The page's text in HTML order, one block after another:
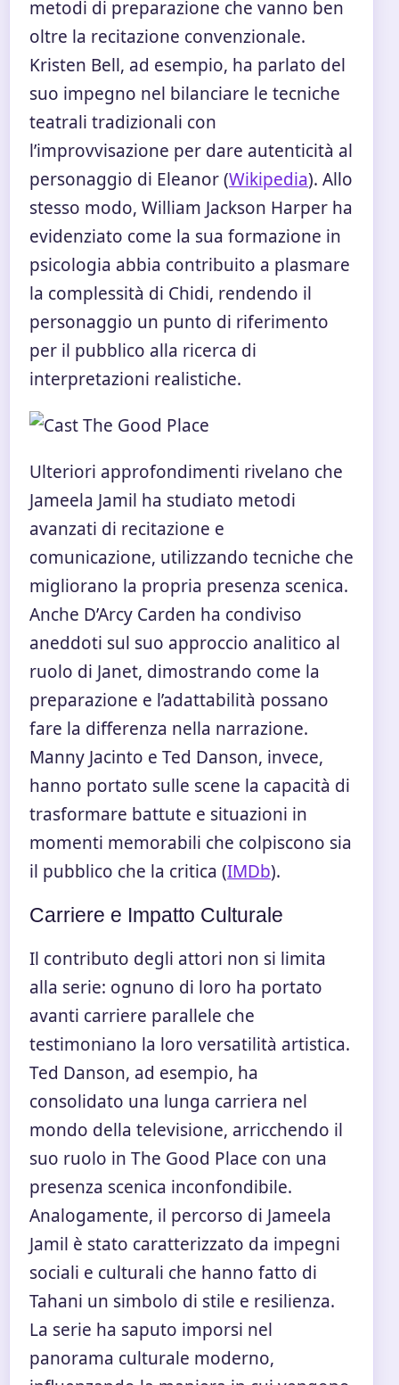
metodi di preparazione che vanno ben
oltre la recitazione convenzionale.
Kristen Bell, ad esempio, ha parlato del
suo impegno nel bilanciare le tecniche
teatrali tradizionali con
l’improvvisazione per dare autenticità al
personaggio di Eleanor (Wikipedia). Allo
stesso modo, William Jackson Harper ha
evidenziato come la sua formazione in
psicologia abbia contribuito a plasmare
la complessità di Chidi, rendendo il
personaggio un punto di riferimento
per il pubblico alla ricerca di
interpretazioni realistiche.
Ulteriori approfondimenti rivelano che
Jameela Jamil ha studiato metodi
avanzati di recitazione e
comunicazione, utilizzando tecniche che
migliorano la propria presenza scenica.
Anche D’Arcy Carden ha condiviso
aneddoti sul suo approccio analitico al
ruolo di Janet, dimostrando come la
preparazione e l’adattabilità possano
fare la differenza nella narrazione.
Manny Jacinto e Ted Danson, invece,
hanno portato sulle scene la capacità di
trasformare battute e situazioni in
momenti memorabili che colpiscono sia
il pubblico che la critica (IMDb).
Carriere e Impatto Culturale
Il contributo degli attori non si limita
alla serie: ognuno di loro ha portato
avanti carriere parallele che
testimoniano la loro versatilità artistica.
Ted Danson, ad esempio, ha
consolidato una lunga carriera nel
mondo della televisione, arricchendo il
suo ruolo in The Good Place con una
presenza scenica inconfondibile.
Analogamente, il percorso di Jameela
Jamil è stato caratterizzato da impegni
sociali e culturali che hanno fatto di
Tahani un simbolo di stile e resilienza.
La serie ha saputo imporsi nel
panorama culturale moderno,